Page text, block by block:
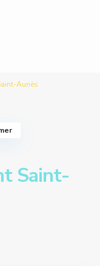
Aunès
Saint-